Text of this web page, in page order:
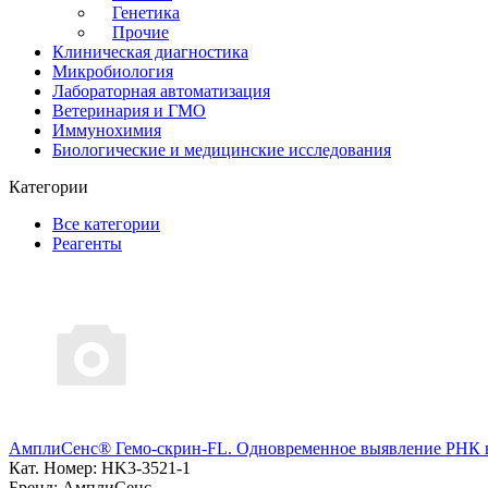
Генетика
Прочие
Клиническая диагностика
Микробиология
Лабораторная автоматизация
Ветеринария и ГМО
Иммунохимия
Биологические и медицинские исследования
Категории
Все категории
Реагенты
АмплиСенс® Гемо-скрин-FL. Одновременное выявление РНК
Кат. Номер: HK3-3521-1